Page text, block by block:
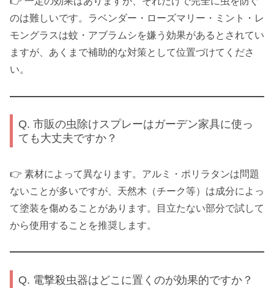
のは難しいです。ラベンダー・ローズマリー・ミント・レ
モングラスは蚊・アブラムシを嫌う効果があるとされてい
ますが、あくまで補助的な対策として位置づけてくださ
い。
Q. 市販の虫除けスプレーはガーデン家具に使っ
ても大丈夫ですか？
👉 素材によって異なります。アルミ・ポリラタンは問題
ないことが多いですが、天然木（チーク等）は成分によっ
て塗装を傷めることがあります。目立たない部分で試して
から使用することを推奨します。
Q. 電撃殺虫器はどこに置くのが効果的ですか？